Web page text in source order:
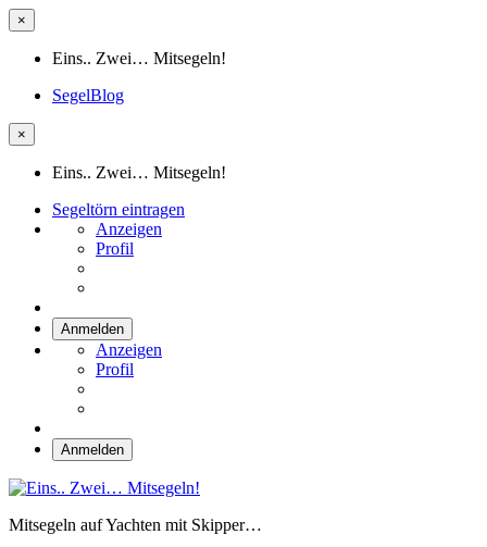
×
Eins.. Zwei… Mitsegeln!
SegelBlog
×
Eins.. Zwei… Mitsegeln!
Segeltörn eintragen
Anzeigen
Profil
Anmelden
Anzeigen
Profil
Anmelden
Mitsegeln auf Yachten mit Skipper…